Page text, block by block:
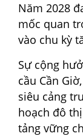
Năm 2028
mốc quan
vào chu kỳ
Sự cộng
cầu Cần
siêu cảng
hoạch đô
tảng vững